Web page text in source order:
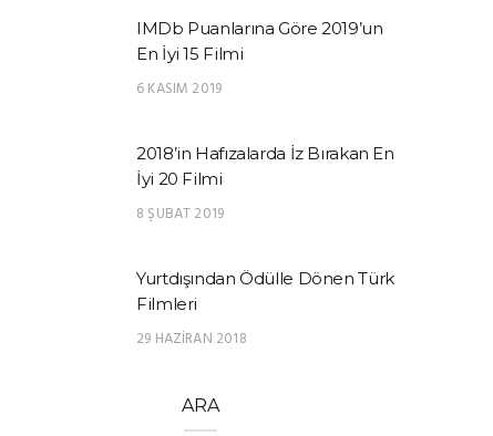
IMDb Puanlarına Göre 2019’un
En İyi 15 Filmi
6 KASIM 2019
2018’in Hafızalarda İz Bırakan En
İyi 20 Filmi
8 ŞUBAT 2019
Yurtdışından Ödülle Dönen Türk
Filmleri
29 HAZIRAN 2018
ARA